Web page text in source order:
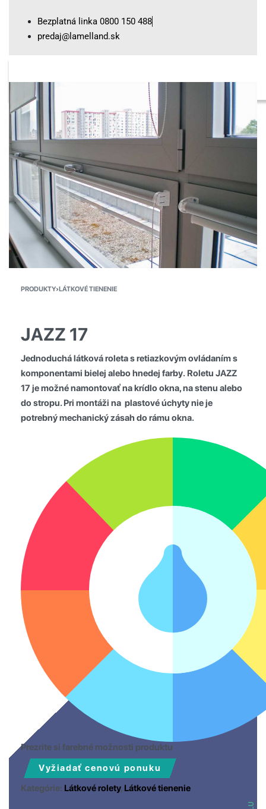
content
Bezplatná linka 0800 150 488
predaj@lamelland.sk
SEARCH
OPEN
PRODUKTY›LÁTKOVÉ TIENENIE
JAZZ 17
Jednoduchá látková roleta sretiazkovým ovládaníms
komponentami bielej alebo hnedej farby. Roletu JAZZ
17 je možné namontovať na krídlo okna, na stenu alebo
do stropu. Pri montáži na plastové úchyty nie je
potrebný mechanický zásah do rámu okna.
Prezrite si farebné možnosti produktu
Vyžiadať cenovú ponuku
Kategórie: Látkové rolety, Látkové tienenie